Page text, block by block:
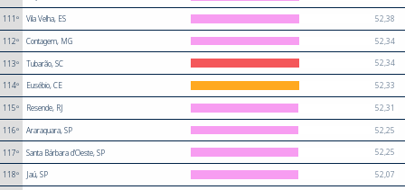
111º Vila Velha, ES 52,38
112º Contagem, MG 52,34
113º Tubarão, SC 52,34
114º Eusébio, CE 52,33
115º Resende, RJ 52,31
116º Araraquara, SP 52,25
117º Santa Bárbara d'Oeste, SP 52,25
118º Jaú, SP 52,07